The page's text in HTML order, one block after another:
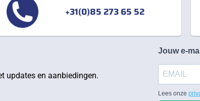
+31(0)85 273 65 52
updates en aanbiedingen.
Jouw e-
Lees onze